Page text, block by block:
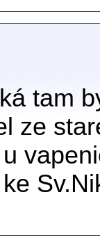
tam
ze